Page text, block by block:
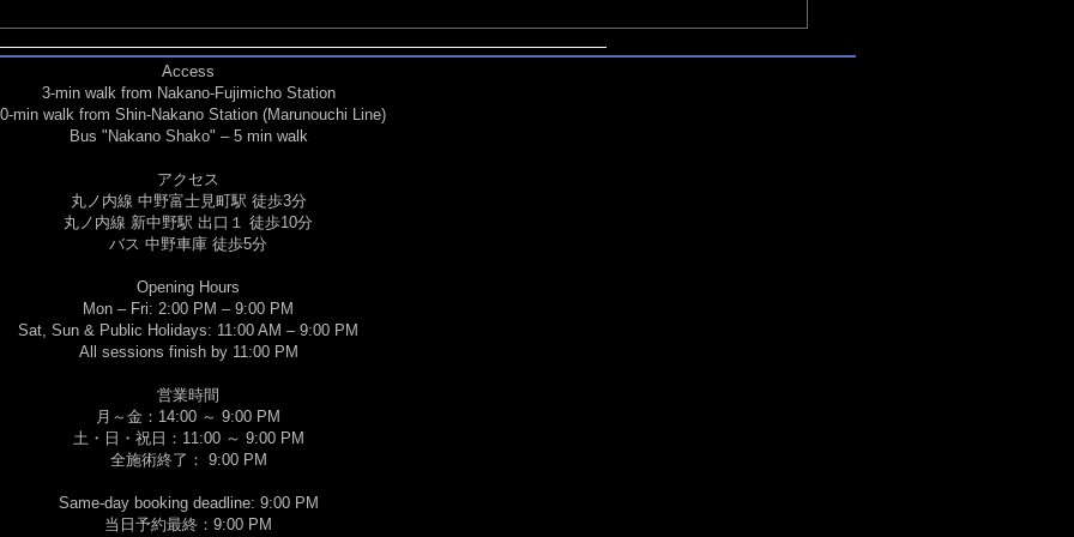
​Access
3-min walk from Nakano-Fujimicho Station
min walk from Shin-Nakano Station (Marunouchi Line)
Bus "Nakano Shako" – 5 min walk
アクセス
丸ノ内線 中野富士見町駅 徒歩3分
丸ノ内線 新中野駅 出口１ 徒歩10分
​バス 中野車庫 徒歩5分
Opening Hours
Mon – Fri: 2:00 PM – 9:00 PM
Sat, Sun & Public Holidays: 11:00 AM – 9:00 PM
All sessions finish by 11:00 PM
営業時間
月～金：14:00 ～ 9:00 PM
土・日・祝日：11:00 ～ 9:00 PM
​全施術終了： 9:00 PM
Same-day booking deadline: 9:00 PM
当日予約最終：9:00 PM